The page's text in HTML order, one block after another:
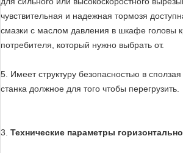
чувствительная и надежная тормозя
смазки с маслом давления в шкафе головы
потребителя, который нужно выбрать от.
5. Имеет структуру безопасностью в
станка должное для того чтобы перегрузить.
3. Технические параметры